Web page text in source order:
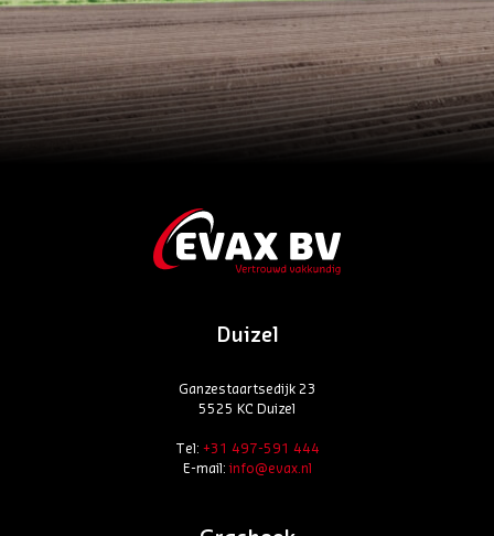
Duizel
Ganzestaartsedijk 23
5525 KC Duizel
Tel: +31 497-591 444
E-mail:info@evax.nl